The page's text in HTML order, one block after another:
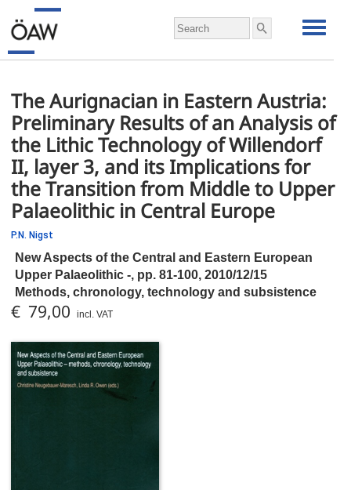
The Aurignacian in Eastern Austria:
Preliminary Results of an Analysis of
the Lithic Technology of Willendorf
II, layer 3, and its Implications for
the Transition from Middle to Upper
Palaeolithic in Central Europe
P.N. Nigst
New Aspects of the Central and Eastern European
Upper Palaeolithic -, pp. 81-100, 2010/12/15
Methods, chronology, technology and subsistence
€ 79,00 incl. VAT